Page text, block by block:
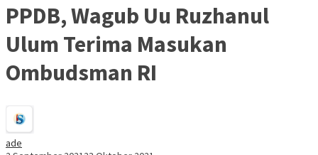
PPDB, Wagub Uu Ruzhanul
Ulum Terima Masukan
Ombudsman RI
ade